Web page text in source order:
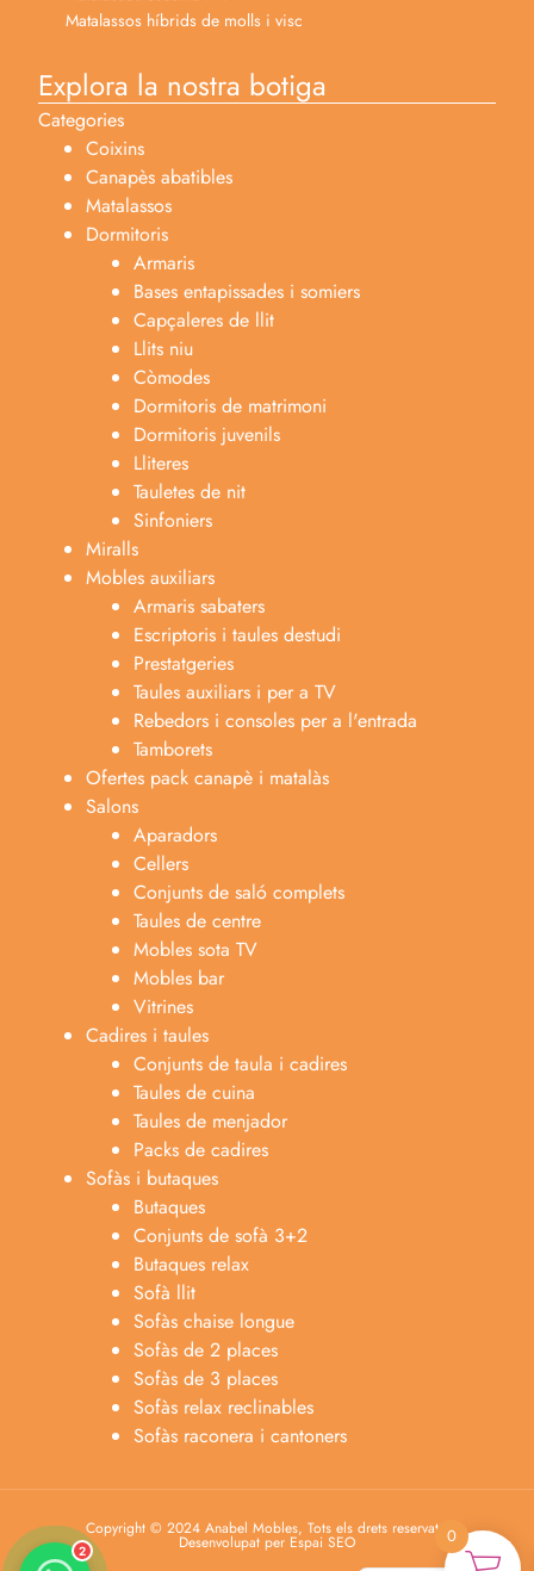
Matalassos híbrids de molls i visc
Explora la nostra botiga
Categories
Coixins
Canapès abatibles
Matalassos
Dormitoris
Armaris
Bases entapissades i somiers
Capçaleres de llit
Llits niu
Còmodes
Dormitoris de matrimoni
Dormitoris juvenils
Lliteres
Tauletes de nit
Sinfoniers
Miralls
Mobles auxiliars
Armaris sabaters
Escriptoris i taules destudi
Prestatgeries
Taules auxiliars i per a TV
Rebedors i consoles per a l'entrada
Tamborets
Ofertes pack canapè i matalàs
Salons
Aparadors
Cellers
Conjunts de saló complets
Taules de centre
Mobles sota TV
Mobles bar
Vitrines
Cadires i taules
Conjunts de taula i cadires
Taules de cuina
Taules de menjador
Packs de cadires
Sofàs i butaques
Butaques
Conjunts de sofà 3+2
Butaques relax
Sofà llit
Sofàs chaise longue
Sofàs de 2 places
Sofàs de 3 places
Sofàs relax reclinables
Sofàs raconera i cantoners
Copyright © 2024 Anabel Mobles, Tots els drets reservats.
Desenvolupat per Espai SEO 0
Español
Lun-dom 9:00am-10pm
2